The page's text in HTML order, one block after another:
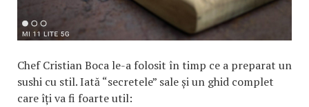
Chef Cristian Boca le-a folosit în timp ce a preparat un
sushi cu stil. Iată “secretele” sale și un ghid complet
care îți va fi foarte util: